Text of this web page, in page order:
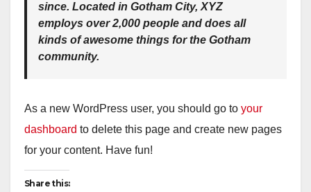
since. Located in Gotham City, XYZ
employs over 2,000 people and does all
kinds of awesome things for the Gotham
community.
As a new WordPress user, you should go to your
dashboard to delete this page and create new pages
for your content. Have fun!
Share this: